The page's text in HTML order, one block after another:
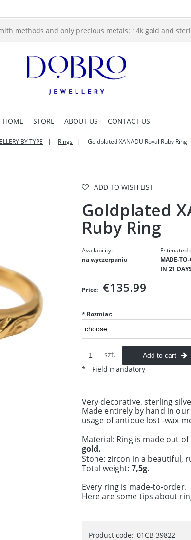
methods and only precious metals: 14k gold and
HOME STORE ABOUT US CONTACT US
BY TYPE Rings Goldplated XANADU Royal Ruby Ring
ADD TO WISH LIST
Goldplated
Ruby Ring
Availability:
na wyczerpaniu
Estimated
MADE-TO-
IN 21
Price: €135.99
* Rozmiar:
szt. Add to cart
* - Field mandatory
Very decorative, sterling
Made entirely by hand in
usage of antique lost -wax
Material: Ring is made out of
gold.
Stone: zircon in a beautiful,
Total weight: 7,5g.
Every ring is made-to-order.
Here are some tips about
Product code: 01CB-39822